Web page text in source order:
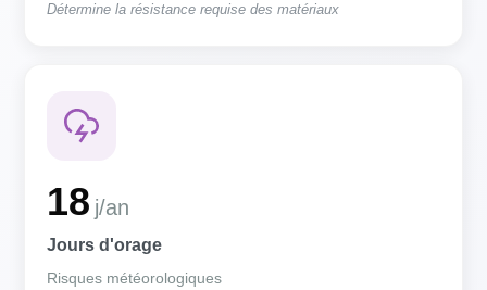
Détermine la résistance requise des matériaux
18 j/an
Jours d'orage
Risques météorologiques